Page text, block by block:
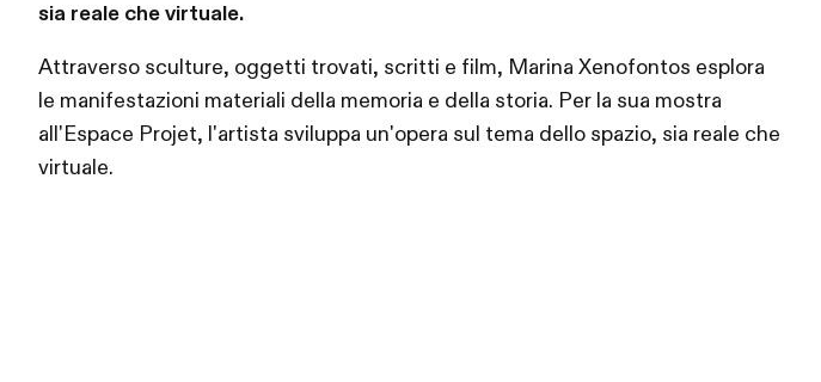
sia reale che virtuale.
Attraverso sculture, oggetti trovati, scritti e film, Marina Xenofontos esplora
le manifestazioni materiali della memoria e della storia. Per la sua mostra
all'Espace Projet, l'artista sviluppa un'opera sul tema dello spazio, sia reale che
virtuale.